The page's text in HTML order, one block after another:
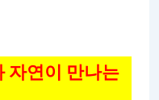
자연이 만나는